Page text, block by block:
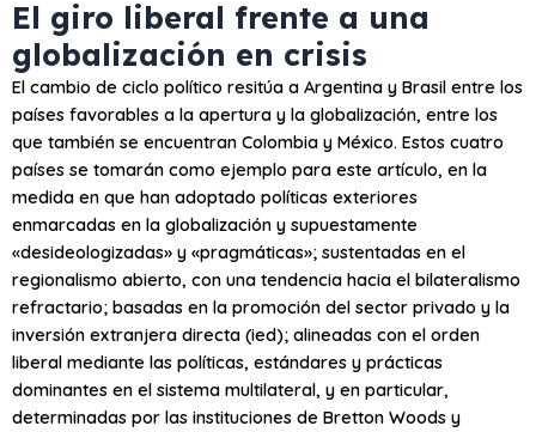
El giro liberal frente a una
globalización en crisis
El cambio de ciclo político resitúa a Argentina y Brasil entre los
países favorables a la apertura y la globalización, entre los
que también se encuentran Colombia y México. Estos cuatro
países se tomarán como ejemplo para este artículo, en la
medida en que han adoptado políticas exteriores
enmarcadas en la globalización y supuestamente
«desideologizadas» y «pragmáticas»; sustentadas en el
regionalismo abierto, con una tendencia hacia el bilateralismo
refractario; basadas en la promoción del sector privado y la
inversión extranjera directa (ied); alineadas con el orden
liberal mediante las políticas, estándares y prácticas
dominantes en el sistema multilateral, y en particular,
determinadas por las instituciones de Bretton Woods y